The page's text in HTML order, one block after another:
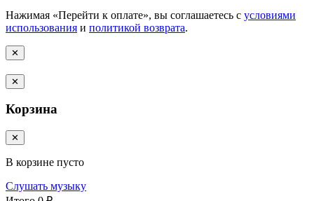
Нажимая «Перейти к оплате», вы соглашаетесь с условиями
использования и политикой возврата.
✕
✕
Корзина
✕
В корзине пусто
Слушать музыку